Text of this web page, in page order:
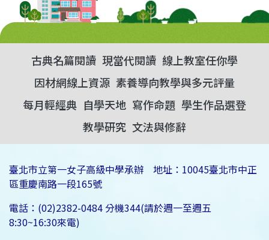
古典名篇閱讀 現當代閱讀 線上教室任你學
因材網線上資源 素養導向教學與多元評量
每月輕經典 自學天地 寫作命題 學生作品選登
教學研究 文法與修辭
臺北市立第一女子高級中學承辦 地址：10045臺北市中正
區重慶南路一段165號
電話：(02)2382-0484 分機344(請於週一至週五
8:30~16:30來電)